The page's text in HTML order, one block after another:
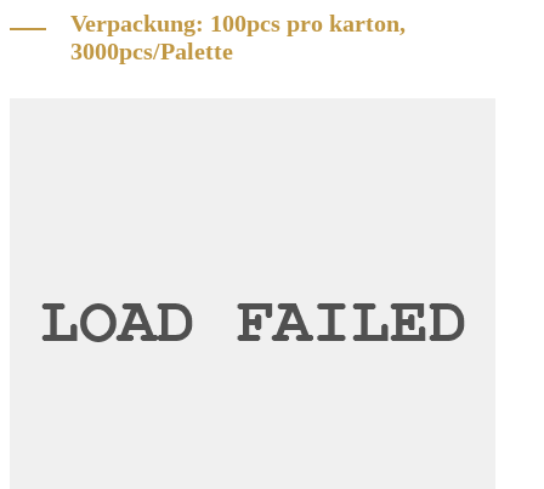
Verpackung: 100pcs pro karton,
3000pcs/Palette